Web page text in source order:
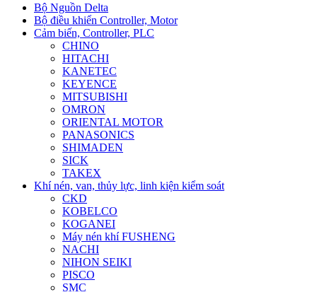
Bộ Nguồn Delta
Bộ điều khiển Controller, Motor
Cảm biến, Controller, PLC
CHINO
HITACHI
KANETEC
KEYENCE
MITSUBISHI
OMRON
ORIENTAL MOTOR
PANASONICS
SHIMADEN
SICK
TAKEX
Khí nén, van, thủy lực, linh kiện kiểm soát
CKD
KOBELCO
KOGANEI
Máy nén khí FUSHENG
NACHI
NIHON SEIKI
PISCO
SMC